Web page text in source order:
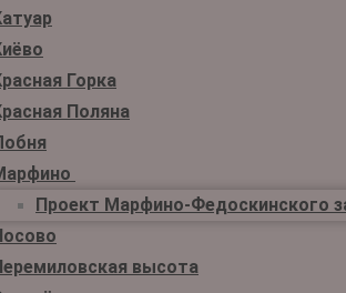
Горка
Поляна
Проект Марфино-Федоскинского
высота